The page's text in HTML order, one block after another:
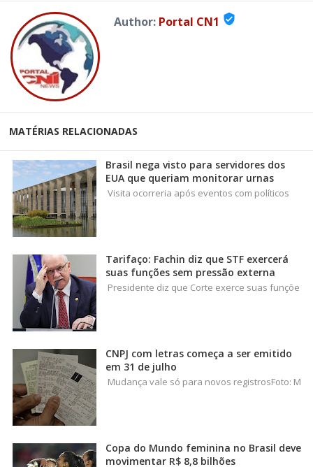
Author: Portal CN1 verified_user
MATÉRIAS RELACIONADAS
Brasil nega visto para servidores dos
EUA que queriam monitorar urnas
Visita ocorreria após eventos com políticos
Tarifaço: Fachin diz que STF exercerá
suas funções sem pressão externa
Presidente diz que Corte exerce suas funçõe
CNPJ com letras começa a ser emitido
em 31 de julho
Mudança vale só para novos registrosFoto: M
Copa do Mundo feminina no Brasil deve
movimentar R$ 8,8 bilhões